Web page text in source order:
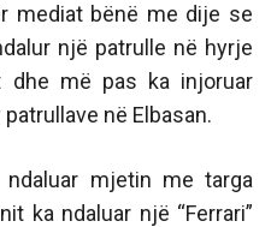
mediat bënë me dije se
një patrulle në hyrje
dhe më pas ka injoruar
në Elbasan.
mjetin me targa
ka ndaluar një “Ferrari”